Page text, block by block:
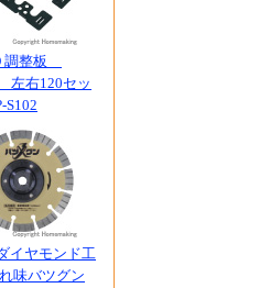
調整板
左右120セッ
S102
イヤモンド工
味バツグン